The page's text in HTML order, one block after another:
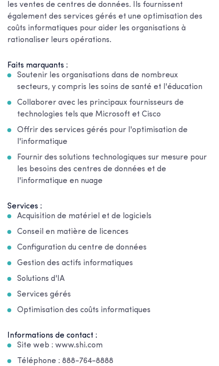
les ventes de centres de données. Ils fournissent
également des services gérés et une optimisation des
coûts informatiques pour aider les organisations à
rationaliser leurs opérations.
Faits marquants :
Soutenir les organisations dans de nombreux
secteurs, y compris les soins de santé et l'éducation
Collaborer avec les principaux fournisseurs de
technologies tels que Microsoft et Cisco
Offrir des services gérés pour l'optimisation de
l'informatique
Fournir des solutions technologiques sur mesure pour
les besoins des centres de données et de
l'informatique en nuage
Services :
Acquisition de matériel et de logiciels
Conseil en matière de licences
Configuration du centre de données
Gestion des actifs informatiques
Solutions d'IA
Services gérés
Optimisation des coûts informatiques
Informations de contact :
Site web : www.shi.com
Téléphone : 888-764-8888